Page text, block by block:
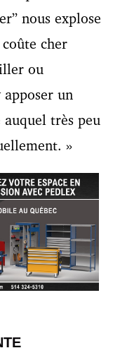
nous explose
cher
ou
un
très peu
»